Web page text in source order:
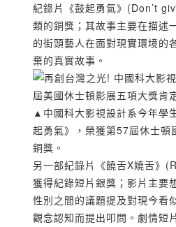
紀錄片《鼓起勇氣》(Don’t
類的銅獎；其故事主要在描述
的街頭藝人在面對現實環境的
棄的真實故事。
▲中國科大影視設計系今年學
起勇氣》，榮獲第57屆休士頓
銅獎。
另一部紀錄片《饒舌X嬈舌》
獲得紀錄短片銀獎；影片主要
性別之間的議題提及對現今看
觀念認知而提出叩問。劇情短